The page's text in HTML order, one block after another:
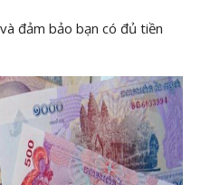
đảm bảo bạn có đủ tiền